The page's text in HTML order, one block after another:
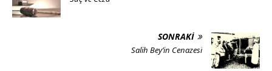
SONRAKI
Salih Bey’in Cenazesi